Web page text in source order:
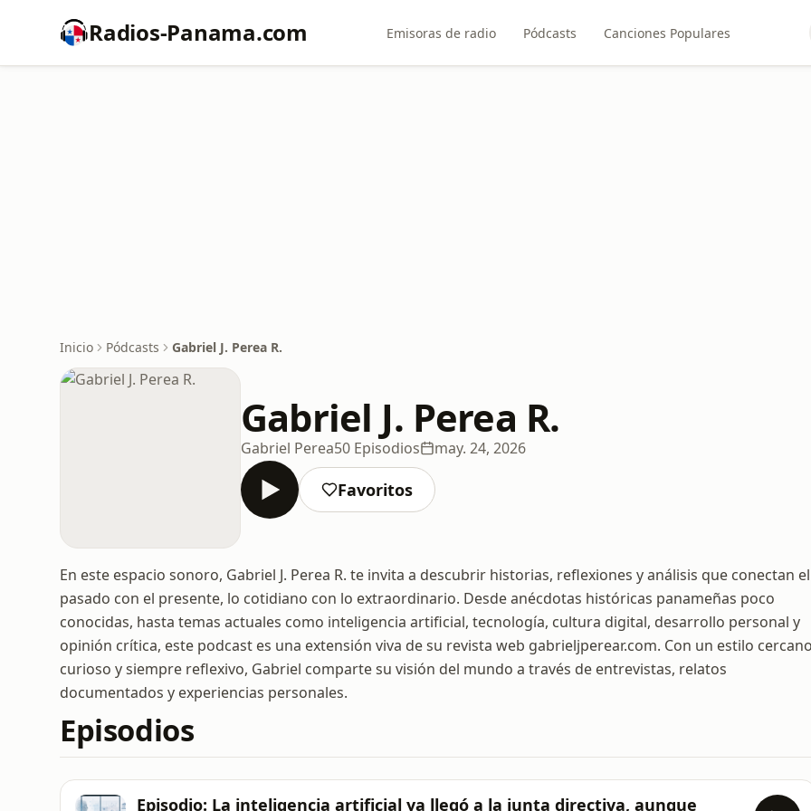
Radios-Panama.com Emisoras de radio Pódcasts Canciones Populares
Inicio Pódcasts Gabriel J. Perea R.
Gabriel J. Perea R.
Gabriel Perea50 Episodios may. 24, 2026
Favoritos
En este espacio sonoro, Gabriel J. Perea R. te invita a descubrir historias, reflexiones y análisis que conectan el
pasado con el presente, lo cotidiano con lo extraordinario. Desde anécdotas históricas panameñas poco
conocidas, hasta temas actuales como inteligencia artificial, tecnología, cultura digital, desarrollo personal y
opinión crítica, este podcast es una extensión viva de su revista web gabrieljperear.com. Con un estilo
curioso y siempre reflexivo, Gabriel comparte su visión del mundo a través de entrevistas, relatos
documentados y experiencias personales.
Episodios
Episodio: La inteligencia artificial ya llegó a la junta directiva, aunque